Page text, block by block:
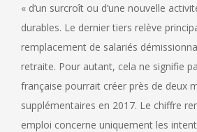
« d’un surcroît ou d’une nouvelle
durables. Le dernier tiers relève
remplacement de salariés
retraite. Pour autant, cela ne signifie
française pourrait créer près de deux
supplémentaires en 2017. Le chiffre
emploi concerne uniquement les